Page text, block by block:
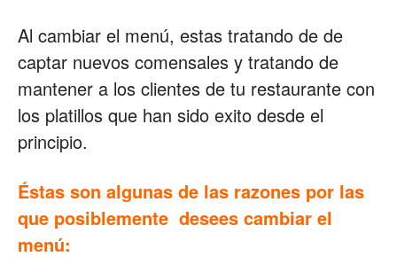
Al cambiar el menú, estas tratando de de
captar nuevos comensales y tratando de
mantener a los clientes de tu restaurante con
los platillos que han sido exito desde el
principio.
Éstas son algunas de las razones por las
que posiblemente desees cambiar el
menú: